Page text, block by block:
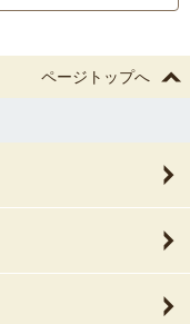
ページトップへ